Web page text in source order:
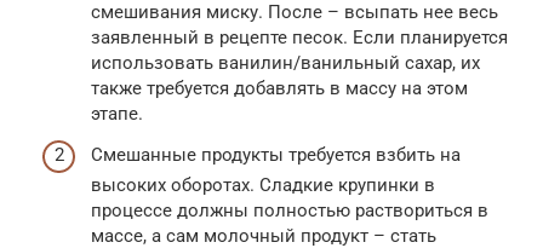
смешивания миску. После – всыпать нее весь
заявленный в рецепте песок. Если планируется
использовать ванилин/ванильный сахар, их
также требуется добавлять в массу на этом
этапе.
Смешанные продукты требуется взбить на
высоких оборотах. Сладкие крупинки в
процессе должны полностью раствориться в
массе, а сам молочный продукт – стать